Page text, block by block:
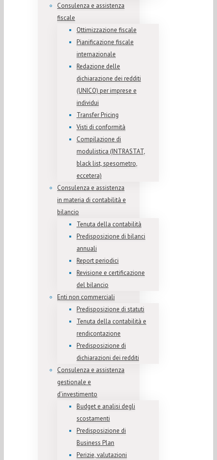
Consulenza e assistenza
fiscale
Ottimizzazione fiscale
Pianificazione fiscale
internazionale
Redazione delle
dichiarazione dei redditi
(UNICO) per imprese e
individui
Transfer Pricing
Visti di conformità
Compilazione di
modulistica (INTRASTAT,
black list, spesometro,
eccetera)
Consulenza e assistenza
in materia di contabilità e
bilancio
Tenuta della contabilità
Predisposizione di bilanci
annuali
Report periodici
Revisione e certificazione
del bilancio
Enti non commerciali
Predisposizione di statuti
Tenuta della contabilità e
rendicontazione
Predisposizione di
dichiarazioni dei redditi
Consulenza e assistenza
gestionale e
d’investimento
Budget e analisi degli
scostamenti
Predisposizione di
Business Plan
Perizie, valutazioni